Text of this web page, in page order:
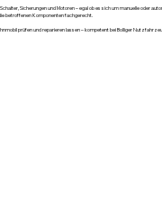
Sicherungen und Motoren – egal ob es sich um manuelle oder
betroffenen Komponenten fachgerecht.
prüfen und reparieren lassen – kompetent bei Bolliger